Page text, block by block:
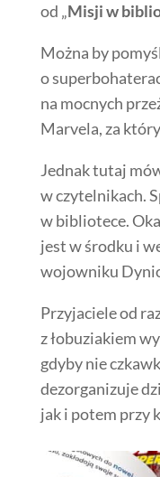
od „Misji w
Można by
o
na mocnych
Marvela, za
Jednak tutaj
w czytelnikach.
w bibliotece.
jest w środku i
wojowniku
Przyjaciele od
z łobuziakiem
gdyby nie
dezorganizuje
jak i potem przy